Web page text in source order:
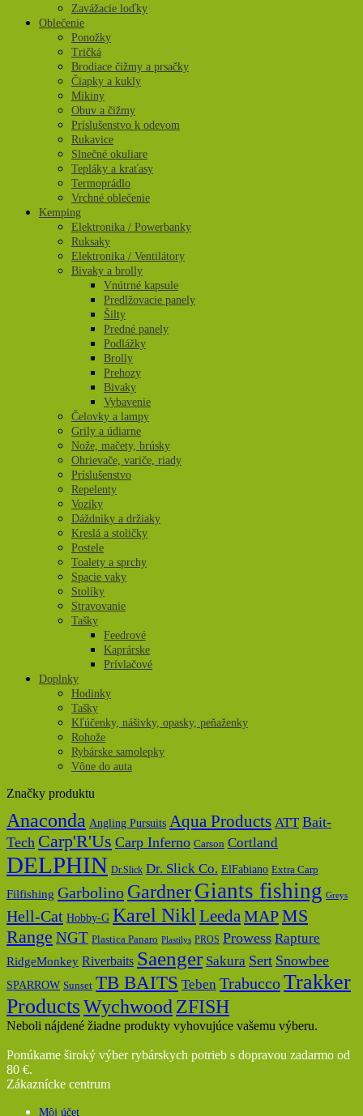
Zavážacie loďky
Oblečenie
Ponožky
Tričká
Brodiace čižmy a prsačky
Čiapky a kukly
Mikiny
Obuv a čižmy
Príslušenstvo k odevom
Rukavice
Slnečné okuliare
Tepláky a kraťasy
Termoprádlo
Vrchné oblečenie
Kemping
Elektronika / Powerbanky
Ruksaky
Elektronika / Ventilátory
Bivaky a brolly
Vnútrné kapsule
Predlžovacie panely
Šilty
Predné panely
Podlážky
Brolly
Prehozy
Bivaky
Vybavenie
Čelovky a lampy
Grily a údiarne
Nože, mačety, brúsky
Ohrievače, variče, riady
Príslušenstvo
Repelenty
Vozíky
Dáždniky a držiaky
Kreslá a stoličky
Postele
Toalety a sprchy
Spacie vaky
Stolíky
Stravovanie
Tašky
Feedrové
Kaprárske
Prívlačové
Doplnky
Hodinky
Tašky
Kľúčenky, nášivky, opasky, peňaženky
Rohože
Rybárske samolepky
Vône do auta
Značky produktu
Anaconda Angling Pursuits Aqua Products ATT Bait-
Tech Carp'R'Us Carp Inferno Carson Cortland
DELPHIN Dr.Slick Dr. Slick Co. ElFabiano Extra Carp
Filfishing Garbolino GardnerGiants fishing Greys
Hell-Cat Hobby-G Karel Nikl Leeda MAPMS
Range NGT Plastica Panaro Plastilys PROS Prowess Rapture
RidgeMonkey Riverbaits Saenger Sakura Sert Snowbee
SPARROW Sunset TB BAITS Teben TrabuccoTrakker
ProductsWychwood ZFISH
Neboli nájdené žiadne produkty vyhovujúce vašemu výberu.
Ponúkame široký výber rybárskych potrieb s dopravou zadarmo od
80 €.
Zákaznícke centrum
Môj účet